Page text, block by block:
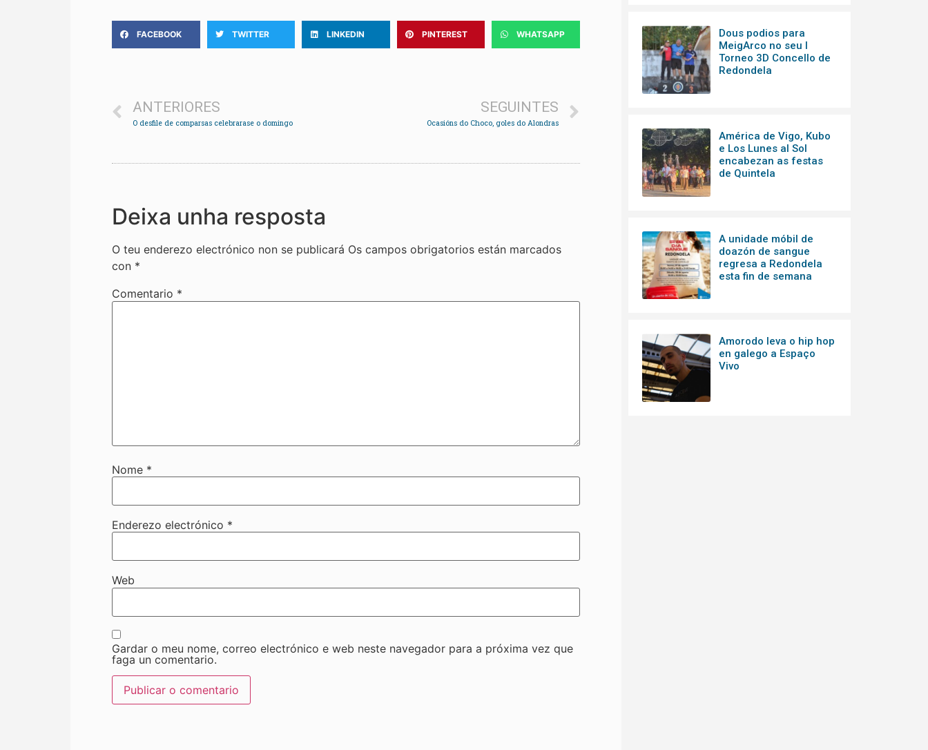
FACEBOOK TWITTER LINKEDIN PINTEREST WHATSAPP
ANTERIORES
O desfile de comparsas celebrarase o domingo
SEGUINTES
Ocasións do Choco, goles do Alondras
Deixa unha resposta
O teu enderezo electrónico non se publicará Os campos obrigatorios están marcados
con *
Comentario *
Nome *
Enderezo electrónico *
Web
Gardar o meu nome, correo electrónico e web neste navegador para a próxima vez que
faga un comentario.
Dous podios para
MeigArco no seu I
Torneo 3D Concello de
Redondela
América de Vigo, Kubo
e Los Lunes al Sol
encabezan as festas
de Quintela
A unidade móbil de
doazón de sangue
regresa a Redondela
esta fin de semana
Amorodo leva o hip hop
en galego a Espaço
Vivo